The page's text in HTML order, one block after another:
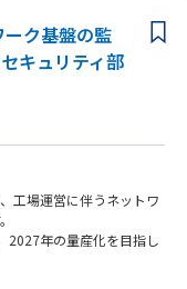
から実行までを主導
関与できます。
ながら、生産能力拡大
ど幅広い経験を積むこと
を超過する可能性有）
ク基盤の監
キュリティ部
工場運営に伴うネットワ
2027年の量産化を目指し